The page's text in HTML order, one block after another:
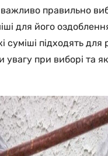
правильно
для його
суміші підходять для
увагу при виборі та